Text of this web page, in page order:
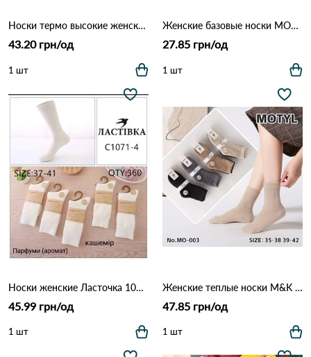
Носки термо высокие женские WS 6630 Черный
43.20 грн/од
1 шт
Женские базовые носки MOTYL M-012 Различные цвета
27.85 грн/од
1 шт
Носки женские Ласточка 1071-4 Белый
45.99 грн/од
1 шт
Женские теплые носки M&K MO-003 Различные цвета
47.85 грн/од
1 шт